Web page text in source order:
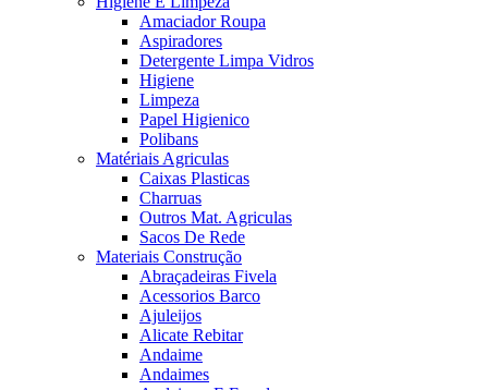
Amaciador Roupa
Aspiradores
Detergente Limpa Vidros
Higiene
Limpeza
Papel Higienico
Polibans
Matériais Agriculas
Caixas Plasticas
Charruas
Outros Mat. Agriculas
Sacos De Rede
Materiais Construção
Abraçadeiras Fivela
Acessorios Barco
Ajuleijos
Alicate Rebitar
Andaime
Andaimes